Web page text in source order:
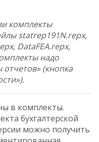
комплекты
statrep191N.repx,
DataFEA.repx,
надо
отчетов» (кнопка
в комплекты.
бухгалтерской
можно получить